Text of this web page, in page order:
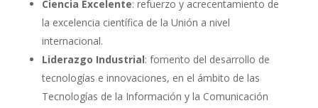
Ciencia Excelente: refuerzo y acrecentamiento de
la excelencia científica de la Unión a nivel
internacional.
Liderazgo Industrial: fomento del desarrollo de
tecnologías e innovaciones, en el ámbito de las
Tecnologías de la Información y la Comunicación